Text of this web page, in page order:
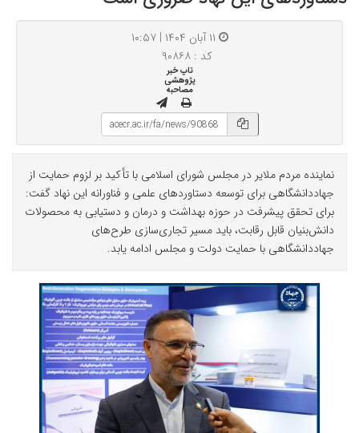
کد : ۹۰۸۶۸
تاپ خبر
پژوهشی
مصاحبه
نماینده مردم ملایر در مجلس شورای اسلامی با تأکید بر لزوم حمایت از
جهاددانشگاهی برای توسعه دستاوردهای علمی و فناورانه این نهاد گفت:
برای تحقق پیشرفت در حوزه بهداشت و درمان و دستیابی به محصولات
دانش‌بنیان قابل رقابت، باید مسیر تجاری‌سازی طرح‌های
جهاددانشگاهی با حمایت دولت و مجلس ادامه یابد.